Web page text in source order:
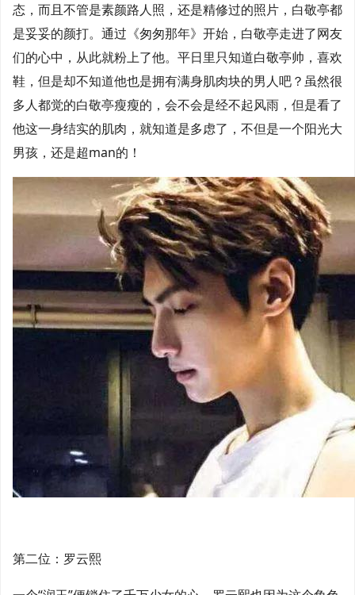
态，而且不管是素颜路人照，还是精修过的照片，白敬亭都
是妥妥的颜打。通过《匆匆那年》开始，白敬亭走进了网友
们的心中，从此就粉上了他。平日里只知道白敬亭帅，喜欢
鞋，但是却不知道他也是拥有满身肌肉块的男人吧？虽然很
多人都觉的白敬亭瘦瘦的，会不会是经不起风雨，但是看了
他这一身结实的肌肉，就知道是多虑了，不但是一个阳光大
男孩，还是超man的！
第二位：罗云熙